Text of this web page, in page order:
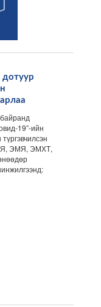
19”-ийн
ЭМЯ, ЭМХТ,